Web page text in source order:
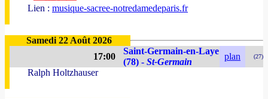
Lien : musique-sacree-notredamedeparis.fr
Samedi 22 Août 2026
17:00
Saint-Germain-en-Laye
(78) - St-Germain
plan (27)
Ralph Holtzhauser